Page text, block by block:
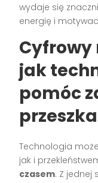
wydaje się
energię i
jak
pomóc
Technologia
jak i
czasem. Z jednej